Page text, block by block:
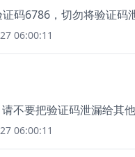
码6786，切勿将验证码
06:00:11
不要把验证码泄漏给其
06:00:11